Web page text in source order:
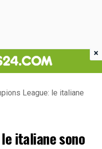
League: le italiane
italiane sono
×